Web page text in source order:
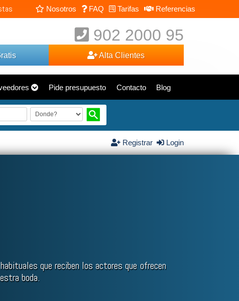
Nosotros FAQ Tarifas Referencias
902 2000 95
Alta Clientes
Pide presupuesto Contacto Blog
Login
Registrar
que reciben los actores que ofrecen
boda.